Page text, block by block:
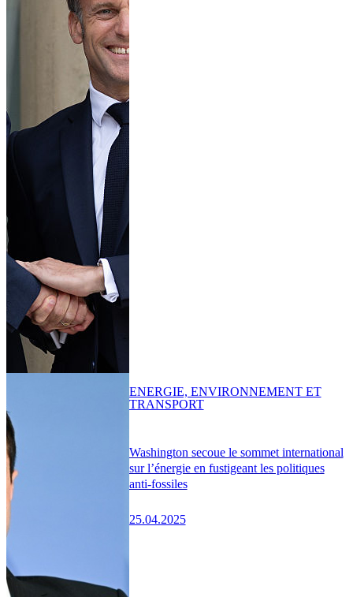
Washington secoue le sommet international
sur l’énergie en fustigeant les politiques
anti-fossiles
25.04.2025
ENERGIE, ENVIRONNEMENT ET
TRANSPORT